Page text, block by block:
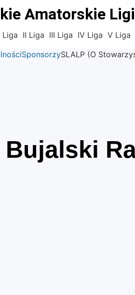
Amatorskie
Liga II Liga III Liga IV Liga V Liga
SponsorzySLALP (O
Bujalski